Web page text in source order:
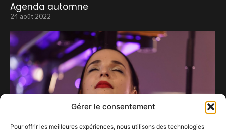
Gérer le consentement
Pour offrir les meilleures expériences, nous utilisons des technologies
Agenda automne
24 août 2022